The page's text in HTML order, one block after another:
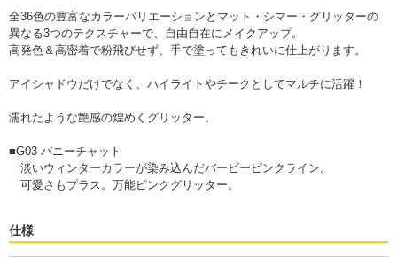
全36色の豊富なカラーバリエーションとマット・シマー・グリッターの
異なる3つのテクスチャーで、自由自在にメイクアップ。
高発色＆高密着で粉飛びせず、手で塗ってもきれいに仕上がります。
アイシャドウだけでなく、ハイライトやチークとしてマルチに活躍！
濡れたような艶感の煌めくグリッター。
■G03 バニーチャット
淡いウィンターカラーが染み込んだバービーピンクライン。
可愛さもプラス。万能ピンクグリッター。
仕様